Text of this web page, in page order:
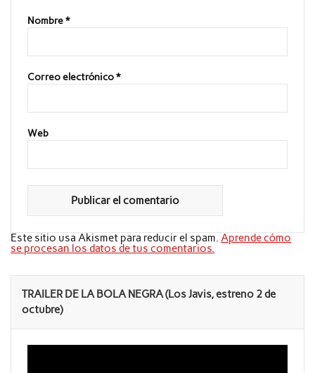
Nombre*
Correo electrónico*
Web
Este sitio usa Akismet para reducir el spam.Aprende cómo
se procesan los datos de tus comentarios.
TRAILER DE LA BOLA NEGRA (Los Javis, estreno 2 de
octubre)